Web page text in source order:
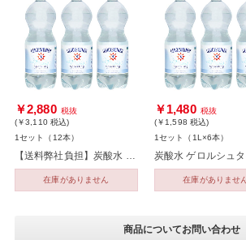
￥2,880 税抜
(￥3,110 税込)
1セット（12本）
在庫がありません
￥1,480 税抜
(￥1,598 税込)
1セット（1L×6本）
在庫がありません
商品についてお問い合わせ